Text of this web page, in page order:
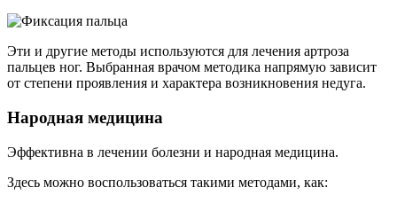
Эти и другие методы используются для лечения артроза
пальцев ног. Выбранная врачом методика напрямую зависит
от степени проявления и характера возникновения недуга.
Народная медицина
Эффективна в лечении болезни и народная медицина.
Здесь можно воспользоваться такими методами, как: